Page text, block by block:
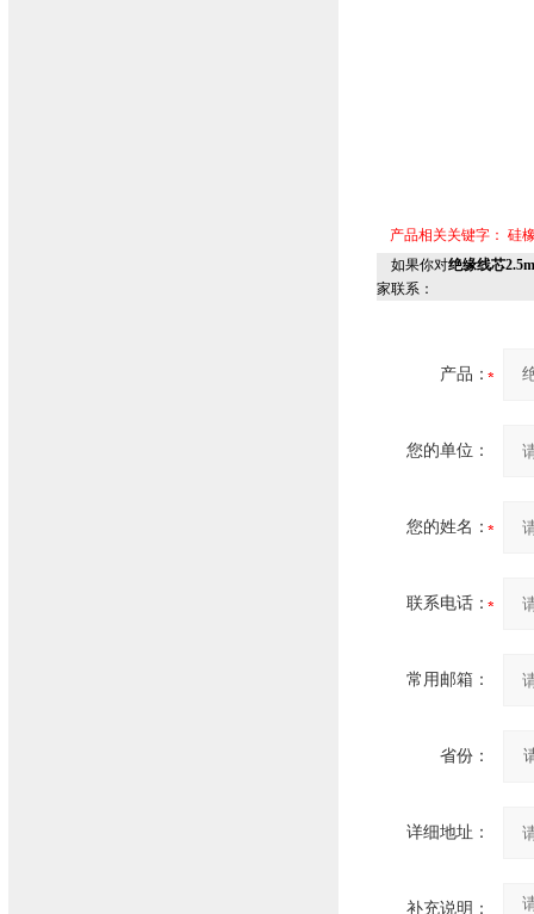
产品相关关键字： 硅
如果你对绝缘线芯
家联系：
产品：
您的单位：
您的姓名：
联系电话：
常用邮箱：
省份：
详细地址：
补充说明：